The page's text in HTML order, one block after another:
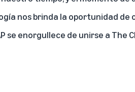
nos brinda la oportunidad de
se enorgullece de unirse a The